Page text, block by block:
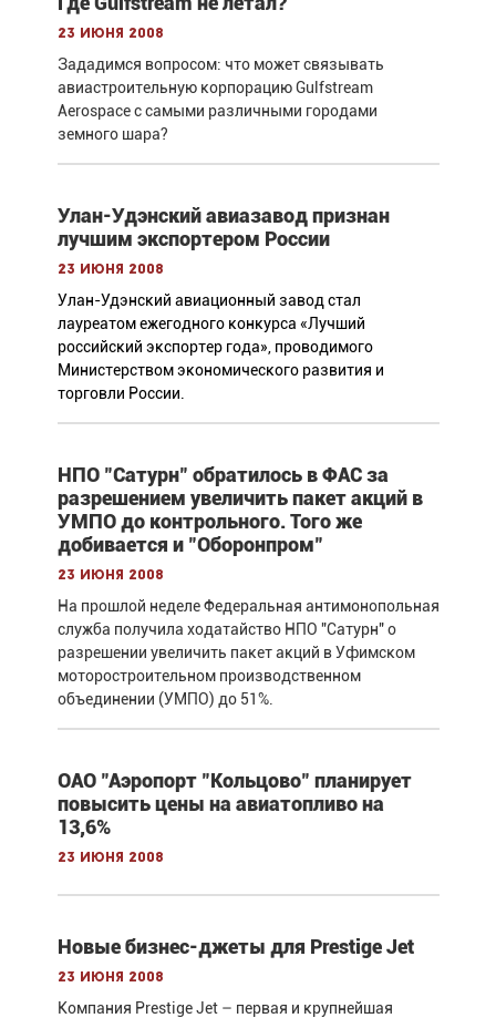
23 июня 2008
Зададимся вопросом: что может связывать
авиастроительную корпорацию Gulfstream
Aerospace с самыми различными городами
земного шара?
Улан-Удэнский авиазавод признан
лучшим экспортером России
23 июня 2008
Улан-Удэнский авиационный завод стал
лауреатом ежегодного конкурса «Лучший
российский экспортер года», проводимого
Министерством экономического развития и
торговли России.
НПО "Сатурн" обратилось в ФАС за
разрешением увеличить пакет акций в
УМПО до контрольного. Того же
добивается и "Оборонпром"
23 июня 2008
На прошлой неделе Федеральная антимонопольная
служба получила ходатайство НПО "Сатурн" о
разрешении увеличить пакет акций в Уфимском
моторостроительном производственном
объединении (УМПО) до 51%.
ОАО "Аэропорт "Кольцово" планирует
повысить цены на авиатопливо на
13,6%
23 июня 2008
Новые бизнес-джеты для Prestige Jet
23 июня 2008
Компания Prestige Jet – первая и крупнейшая